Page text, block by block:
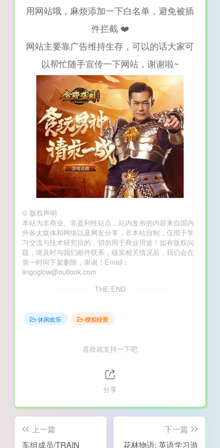
用网站哦，麻烦添加一下白名单，避免被插
件拦截 ❤️
网站主要靠广告维持生存，可以的话大家可
以帮忙随手宣传一下网站，谢谢啦~
© 版权声明
本站为非商业、非盈利性站点，站内发布的内容来自国内
外各大媒体和网络以及网友分享，非本站自制，仅用于学
习交流与技术研究目的，切勿用于商业用途！如有版权问
题，请及时与我们邮件联系，核实相关情况后，我们会在
第一时间下架删除，谢谢！Email：
lingoglow@outlook.com
THE END
休闲欢乐 模拟经营
喜欢就支持一下吧
分享
上一篇
车组成员/TRAIN
下一篇
花林物语: 英语学习游